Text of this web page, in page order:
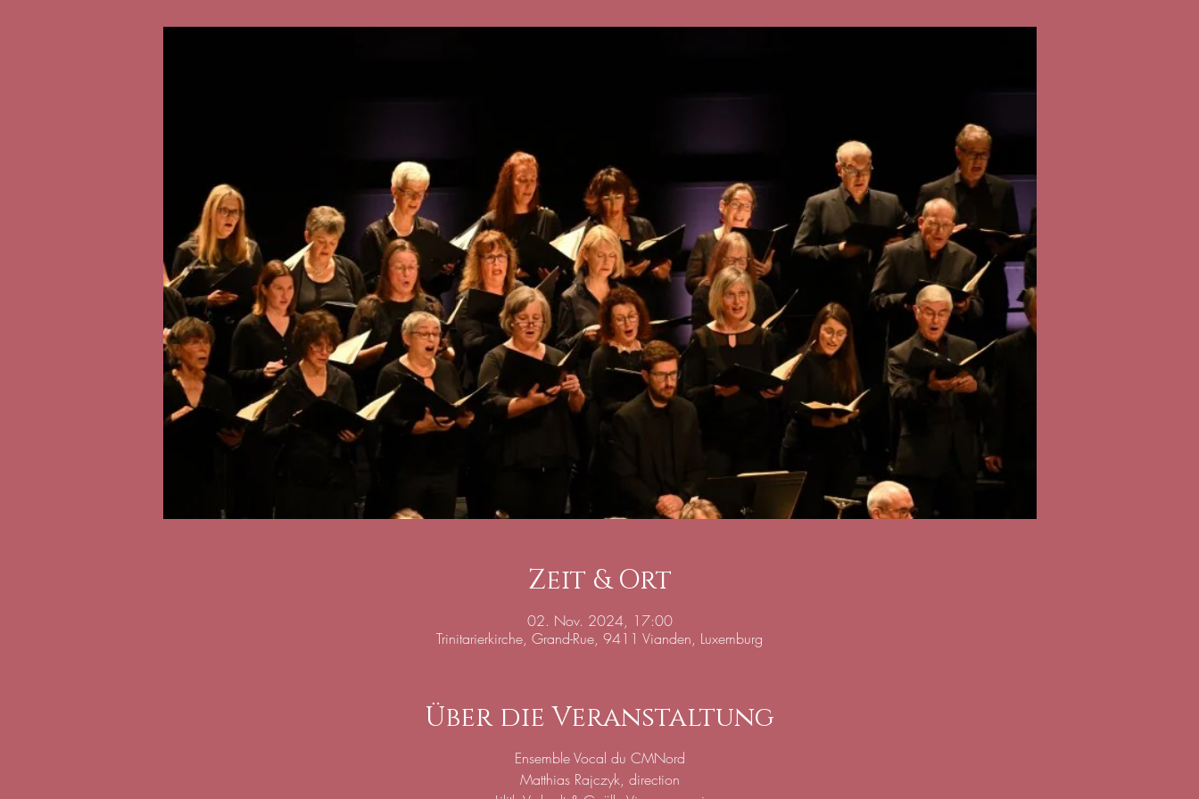
Zeit & Ort
02. Nov. 2024, 17:00
Trinitarierkirche, Grand-Rue, 9411 Vianden, Luxemburg
Über die Veranstaltung
Ensemble Vocal du CMNord
Matthias Rajczyk, direction